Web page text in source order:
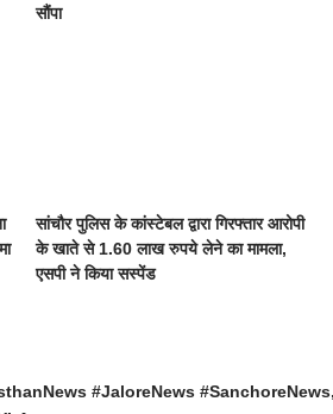
सौंपा
सांचौर पुलिस के कांस्टेबल द्वारा गिरफ्तार आरोपी
के खाते से 1.60 लाख रुपये लेने का मामला,
एसपी ने किया सस्पेंड
#JaloreNews #SanchoreNews